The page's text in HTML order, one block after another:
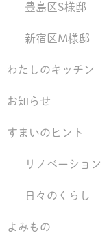
豊島区S様邸
新宿区M様邸
わたしのキッチン
お知らせ
すまいのヒント
リノベーション
日々のくらし
よみもの